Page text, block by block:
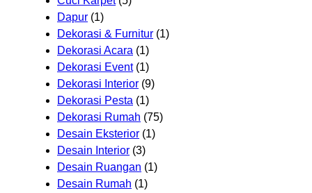
Dapur (1)
Dekorasi & Furnitur (1)
Dekorasi Acara (1)
Dekorasi Event(1)
Dekorasi Interior (9)
Dekorasi Pesta (1)
Dekorasi Rumah (75)
Desain Eksterior (1)
Desain Interior (3)
Desain Ruangan (1)
Desain Rumah (1)